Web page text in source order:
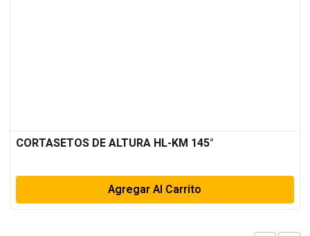
CORTASETOS DE ALTURA HL-KM 145°
Agregar Al Carrito